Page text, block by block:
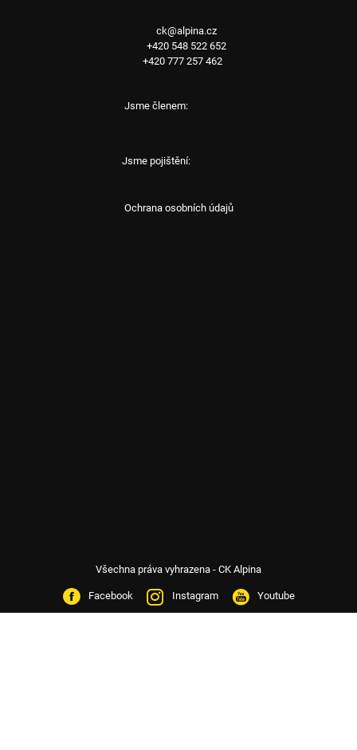
ck@alpina.cz
+420 548 522 652
+420 777 257 462
Jsme členem:
Jsme pojištění:
Ochrana osobních údajů
Všechna práva vyhrazena - CK Alpina
Facebook Instagram Youtube